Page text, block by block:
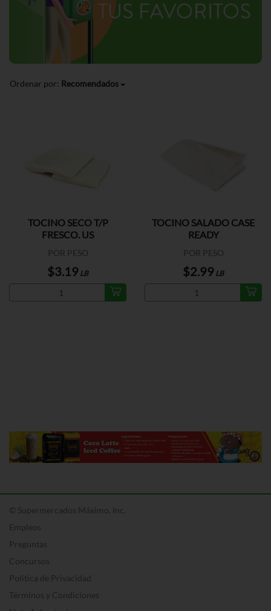
Ordenar por: Recomendados
TOCINO SECO T/P
FRESCO. US
POR PESO
$3.19 LB
TOCINO SALADO CASE
READY
POR PESO
$2.99 LB
© Supermercados Máximo, Inc.
Empleos
Preguntas
Concursos
Política de Privacidad
Términos y Condiciones